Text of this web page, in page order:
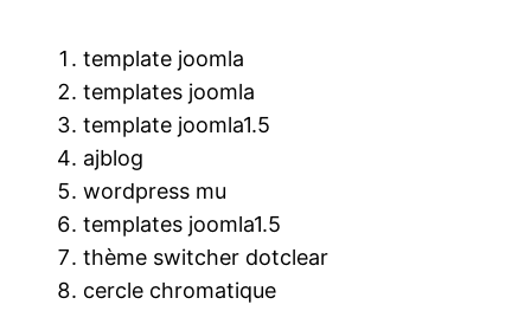
template joomla
templates joomla
template joomla1.5
ajblog
wordpress mu
templates joomla1.5
thème switcher dotclear
cercle chromatique